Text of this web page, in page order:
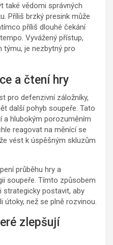
také vědomi správných
Příliš brzký presink může
příliš dlouhé čekání
Vyvážený přístup,
je nezbytný pro
a čtení hry
pro defenzivní záložníky,
další pohyb soupeře. Tato
a hlubokým porozuměním
reagovat na měnící se
vést k úspěšným skluzům
průběhu hry a
soupeře. Tímto způsobem
strategicky postavit, aby
útoky, než se plně rozvinou.
zlepšují